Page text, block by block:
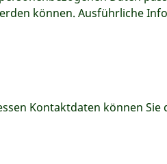
können. Ausführliche
Kontaktdaten können